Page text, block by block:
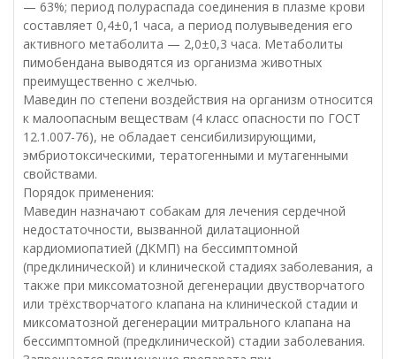
— 63%; период полураспада соединения в плазме крови
составляет 0,4±0,1 часа, а период полувыведения его
активного метаболита — 2,0±0,3 часа. Метаболиты
пимобендана выводятся из организма животных
преимущественно с желчью.
Маведин по степени воздействия на организм относится
к малоопасным веществам (4 класс опасности по ГОСТ
12.1.007-76), не обладает сенсибилизирующими,
эмбриотоксическими, тератогенными и мутагенными
свойствами.
Порядок применения:
Маведин назначают собакам для лечения сердечной
недостаточности, вызванной дилатационной
кардиомиопатией (ДКМП) на бессимптомной
(предклинической) и клинической стадиях заболевания, а
также при миксоматозной дегенерации двустворчатого
или трёхстворчатого клапана на клинической стадии и
миксоматозной дегенерации митрального клапана на
бессимптомной (предклинической) стадии заболевания.